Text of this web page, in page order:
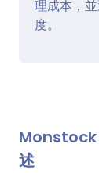
理成本，
度。
Monstock
述